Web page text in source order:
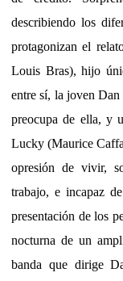
describiendo los
protagonizan el
Louis Bras), hijo
entre sí, la joven
preocupa de ella, y
Lucky (Maurice
opresión de vivir,
trabajo, e incapaz
presentación de los
nocturna de un
banda que dirige